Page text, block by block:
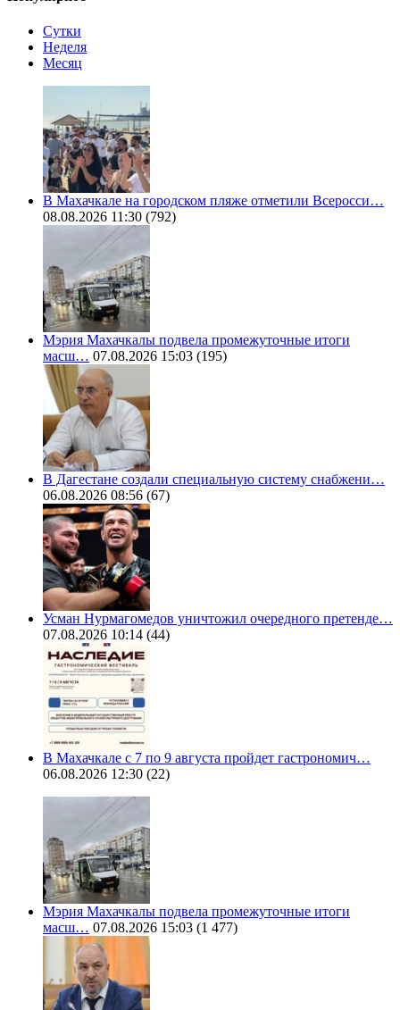
Сутки
Неделя
Месяц
В Махачкале на городском пляже отметили Всеросси…
08.08.2026 11:30 (792)
Мэрия Махачкалы подвела промежуточные итоги
масш… 07.08.2026 15:03 (195)
В Дагестане создали специальную систему снабжени…
06.08.2026 08:56 (67)
Усман Нурмагомедов уничтожил очередного претенде…
07.08.2026 10:14 (44)
В Махачкале с 7 по 9 августа пройдет гастрономич…
06.08.2026 12:30 (22)
Мэрия Махачкалы подвела промежуточные итоги
масш… 07.08.2026 15:03 (1 477)